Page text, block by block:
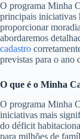
O programa Minha
principais iniciativas
proporcionar
abordaremos
cadastro
previstas para o ano
O que é o Minha
O programa Minha
iniciativas mais
do déficit
para milhões de